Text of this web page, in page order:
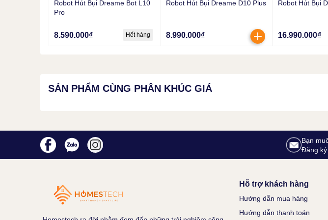
Camera ToF kết hợp với AI cho phép Dreame Bot W10 Pro có thể phát hiện chướng
lực hút ở mức nhẹ, độ ẩm của giẻ lau ở mức tiêu chuẩn và số lần lau dọn sẽ chỉ là 1.
phòng ăn, Dreame Bot W10 Pro sẽ sử dụng lực hút mạnh, độ ẩm của giẻ nhiều hơn và
Do có thể kiểm soát và "nhìn thấy" vật thể tốt hơn, Dreame Bot W10 Pro có thể lập bản
trong căn nhà có thảm, hiển thị được các tuyến đường đi chi tiết hơn, kèm theo đó là
để đảm bảo an toàn trong gia đình có các thành viên nhỏ tuổi.
Bên cạnh đó, các tính năng như Bản đồ nhiều tầng, dọn theo phòng, thiết lập vùng
chọn một vùng làm sạch nhất định theo ý gia chủ vẫn được duy trì trên thế hệ Dreame
Các tính năng hữu ích được duy trì
Robot Hút Bụi Dreame Bot L10
Pro
8.590.000₫ Hết hàng
Robot Hút Bụi Dreame D10 Plus
8.990.000₫
Robot Hút Bụi
16.990.000₫
SẢN PHẨM CÙNG PHÂN KHÚC GIÁ
Bạn
Đăng ký
Hỗ trợ khách hàng
Hướng dẫn mua hàng
Hướng dẫn thanh toán